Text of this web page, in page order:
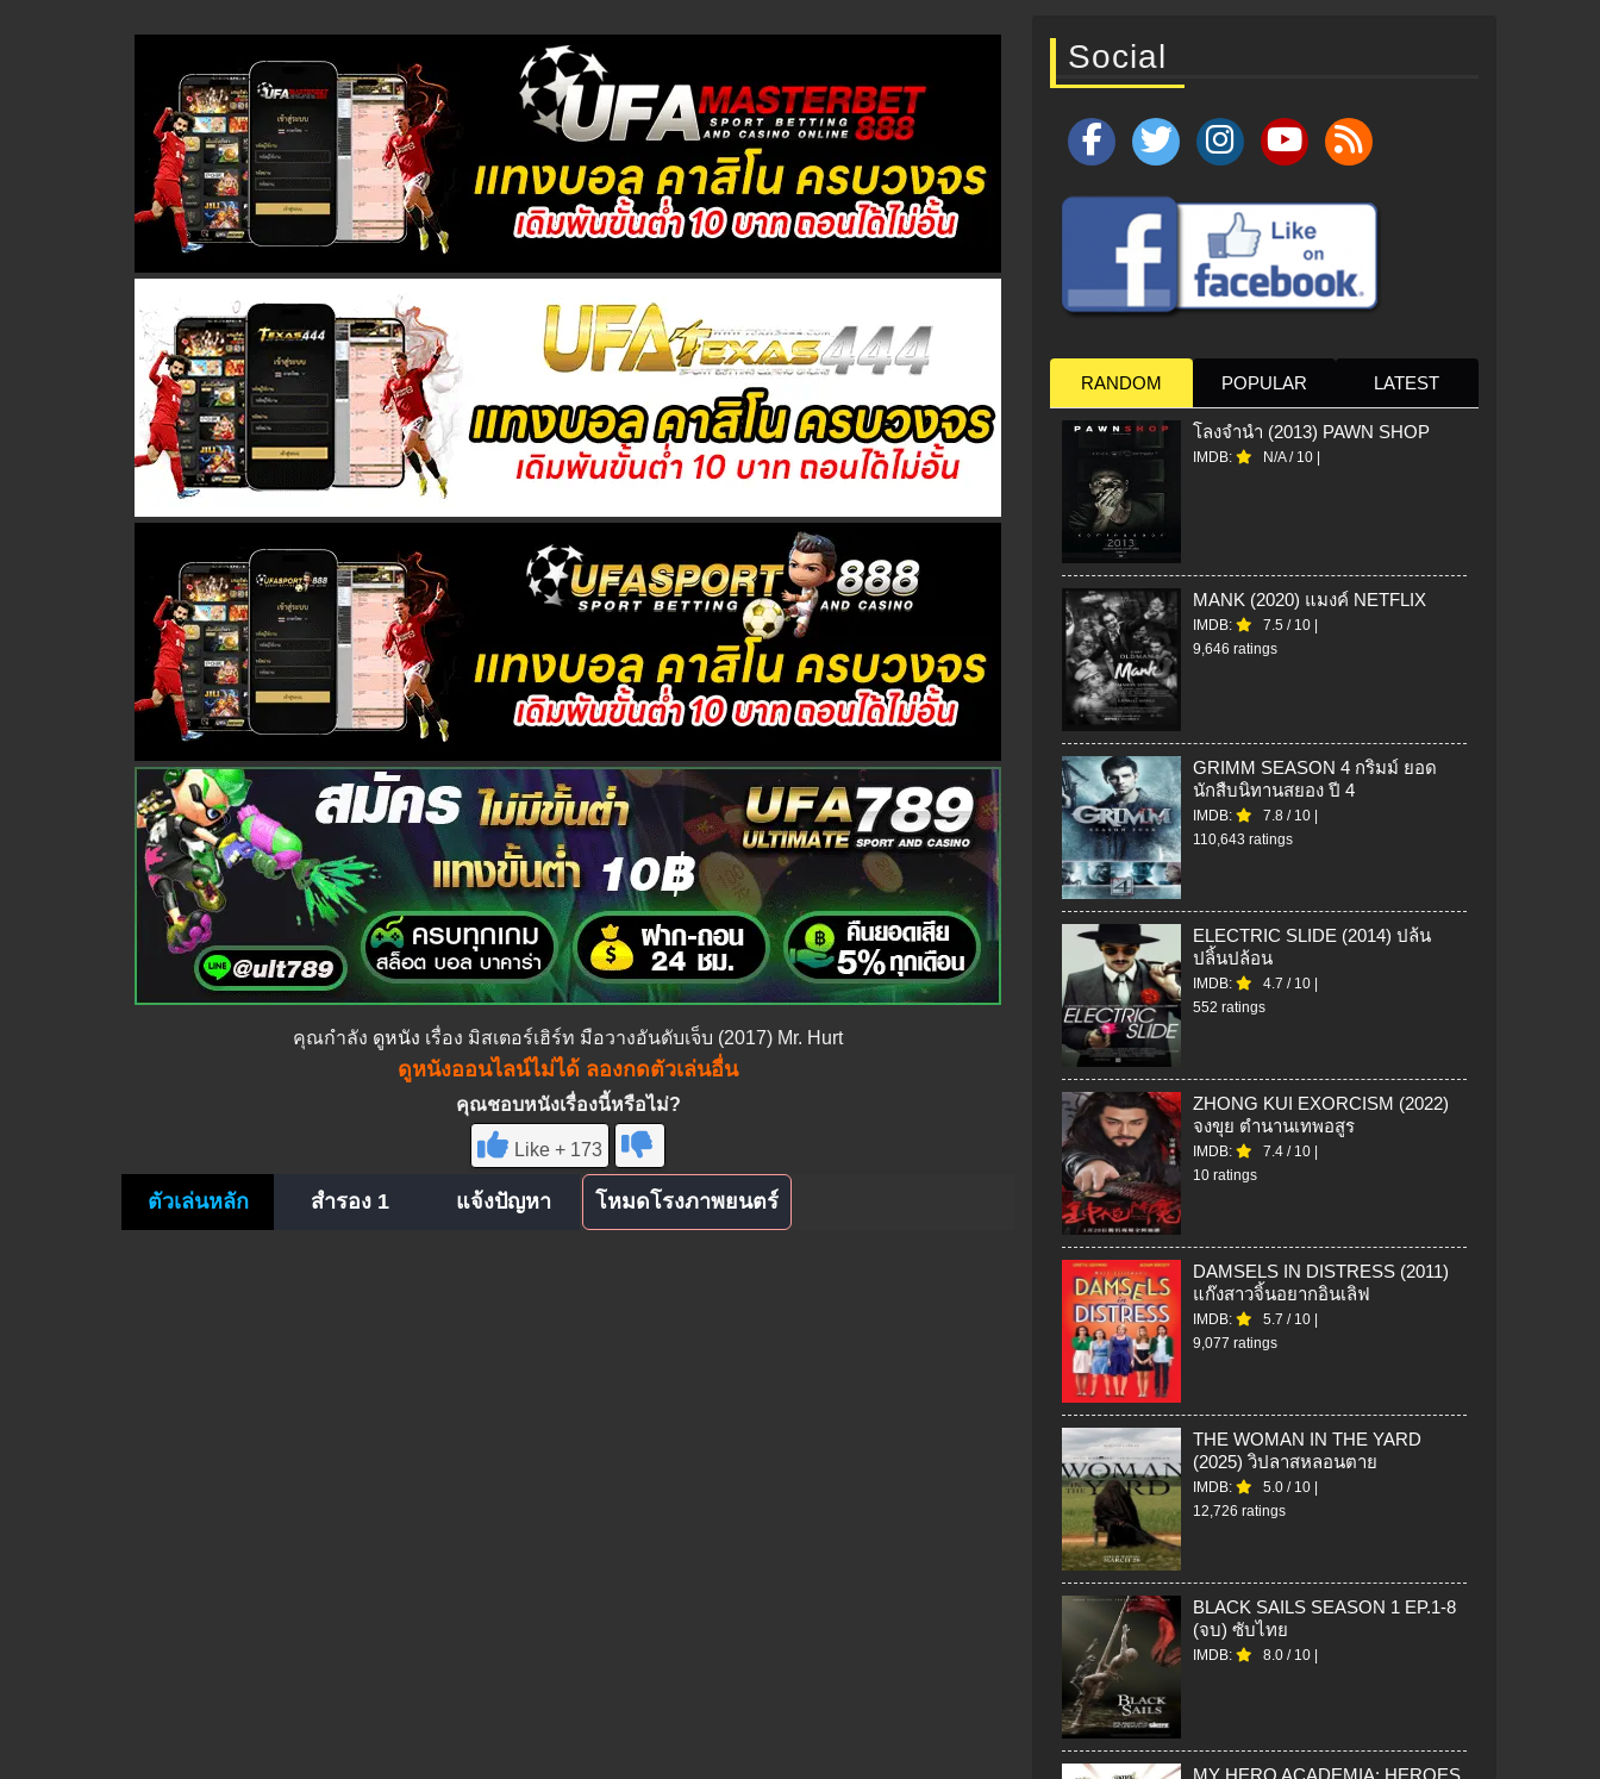
คุณกำลัง ดูหนัง เรื่อง มิสเตอร์เฮิร์ท มือวางอันดับเจ็บ (2017) Mr. Hurt
ดูหนังออนไลน์ไม่ได้ ลองกดตัวเล่นอื่น
คุณชอบหนังเรื่องนี้หรือไม่?
Like + 173
ตัวเล่นหลัก สำรอง 1 แจ้งปัญหา โหมดโรงภาพยนตร์
Social
RANDOM POPULAR LATEST
โลงจำนำ (2013) PAWN SHOP
IMDB: N/A/ 10
MANK (2020) แมงค์ NETFLIX
IMDB: 7.5 / 10
9,646 ratings
GRIMM SEASON 4 กริมม์ ยอด
นักสืบนิทานสยอง ปี 4
IMDB: 7.8 / 10
110,643 ratings
ELECTRIC SLIDE (2014) ปล้น
ปลิ้นปล้อน
IMDB: 4.7 / 10
552 ratings
ZHONG KUI EXORCISM (2022)
จงขุย ตำนานเทพอสูร
IMDB: 7.4 / 10
10 ratings
DAMSELS IN DISTRESS (2011)
แก๊งสาวจิ้นอยากอินเลิฟ
IMDB: 5.7 / 10
9,077 ratings
THE WOMAN IN THE YARD
(2025) วิปลาสหลอนตาย
IMDB: 5.0 / 10
12,726 ratings
BLACK SAILS SEASON 1 EP.1-8
(จบ) ซับไทย
IMDB: 8.0 / 10
MY HERO ACADEMIA: HEROES